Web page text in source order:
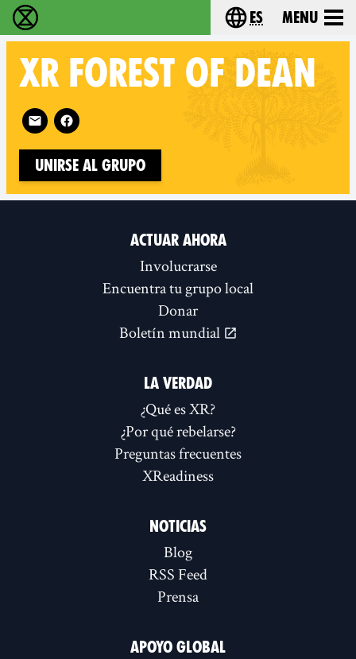
extinction rebellion - Home Choose your
es Menu
XR FOREST OF DEAN
Follow XR Forest of Dean on
Unirse al grupo
ACTUAR AHORA
Involucrarse
Encuentra tu grupo local
Donar
Boletín mundial
LA VERDAD
¿Qué es XR?
¿Por qué rebelarse?
Preguntas frecuentes
XReadiness
NOTICIAS
Blog
RSS Feed
Prensa
APOYO GLOBAL